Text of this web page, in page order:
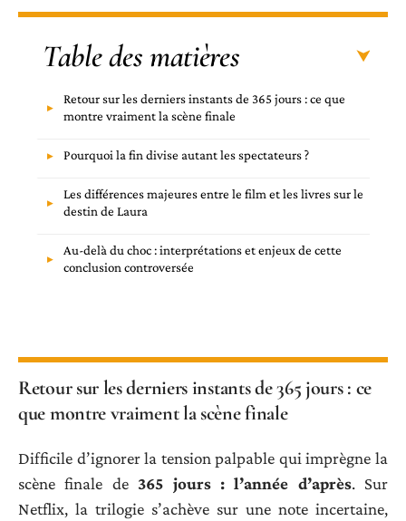
Table des matières
Retour sur les derniers instants de 365 jours : ce que
montre vraiment la scène finale
Pourquoi la fin divise autant les spectateurs ?
Les différences majeures entre le film et les livres sur le
destin de Laura
Au-delà du choc : interprétations et enjeux de cette
conclusion controversée
Retour sur les derniers instants de 365 jours : ce
que montre vraiment la scène finale
Difficile d’ignorer la tension palpable qui imprègne la
scène finale de365 jours : l’année d’après. Sur
Netflix, la trilogie s’achève sur une note incertaine,